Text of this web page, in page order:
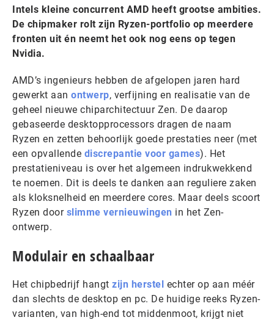
Intels kleine concurrent AMD heeft grootse ambities.
De chipmaker rolt zijn Ryzen-portfolio op meerdere
fronten uit én neemt het ook nog eens op tegen
Nvidia.
AMD’s ingenieurs hebben de afgelopen jaren hard
gewerkt aan ontwerp, verfijning en realisatie van de
geheel nieuwe chiparchitectuur Zen. De daarop
gebaseerde desktopprocessors dragen de naam
Ryzen en zetten behoorlijk goede prestaties neer (met
een opvallende discrepantie voor games). Het
prestatieniveau is over het algemeen indrukwekkend
te noemen. Dit is deels te danken aan reguliere zaken
als kloksnelheid en meerdere cores. Maar deels scoort
Ryzen door slimme vernieuwingen in het Zen-
ontwerp.
Modulair en schaalbaar
Het chipbedrijf hangt zijn herstel echter op aan méér
dan slechts de desktop en pc. De huidige reeks Ryzen-
varianten, van high-end tot middenmoot, krijgt niet